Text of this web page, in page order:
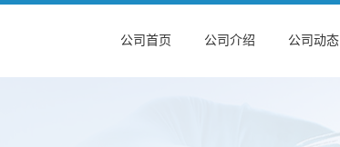
公司首页 公司介绍 公司动态